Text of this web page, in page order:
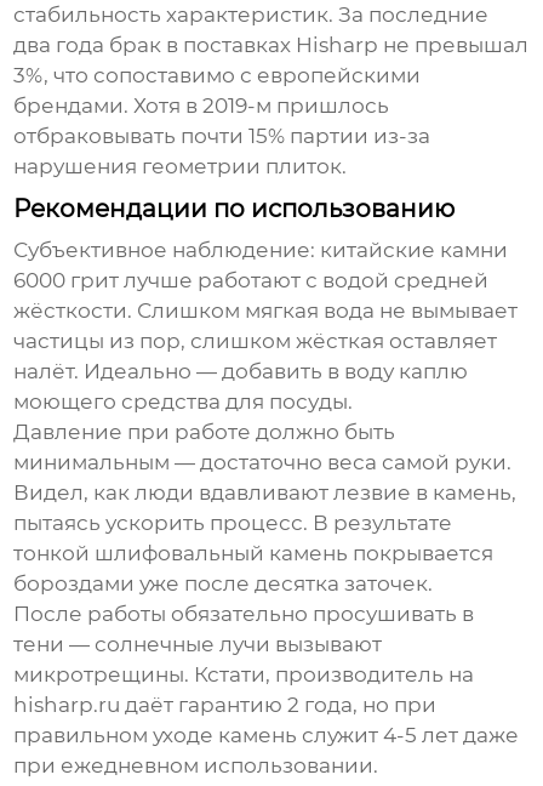
стабильность характеристик. За последние
два года брак в поставках Hisharp не превышал
3%, что сопоставимо с европейскими
брендами. Хотя в 2019-м пришлось
отбраковывать почти 15% партии из-за
нарушения геометрии плиток.
Рекомендации по использованию
Субъективное наблюдение: китайские камни
6000 грит лучше работают с водой средней
жёсткости. Слишком мягкая вода не вымывает
частицы из пор, слишком жёсткая оставляет
налёт. Идеально — добавить в воду каплю
моющего средства для посуды.
Давление при работе должно быть
минимальным — достаточно веса самой руки.
Видел, как люди вдавливают лезвие в камень,
пытаясь ускорить процесс. В результате
тонкой шлифовальный камень покрывается
бороздами уже после десятка заточек.
После работы обязательно просушивать в
тени — солнечные лучи вызывают
микротрещины. Кстати, производитель на
hisharp.ru даёт гарантию 2 года, но при
правильном уходе камень служит 4-5 лет даже
при ежедневном использовании.